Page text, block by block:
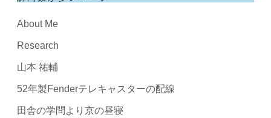
About Me
Research
山本 祐輔
52年製Fenderテレキャスターの配線
田舎の学問より京の昼寝